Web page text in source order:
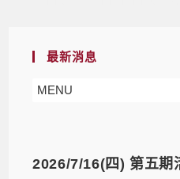
最新消息
MENU
2026/7/16(四) 第五期